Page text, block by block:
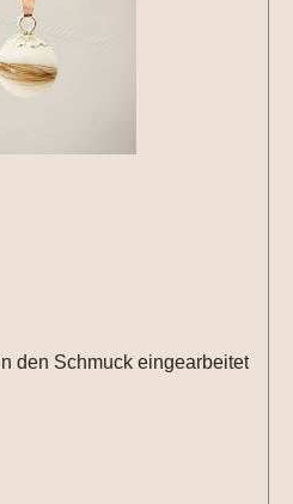
den Schmuck eingearbeitet